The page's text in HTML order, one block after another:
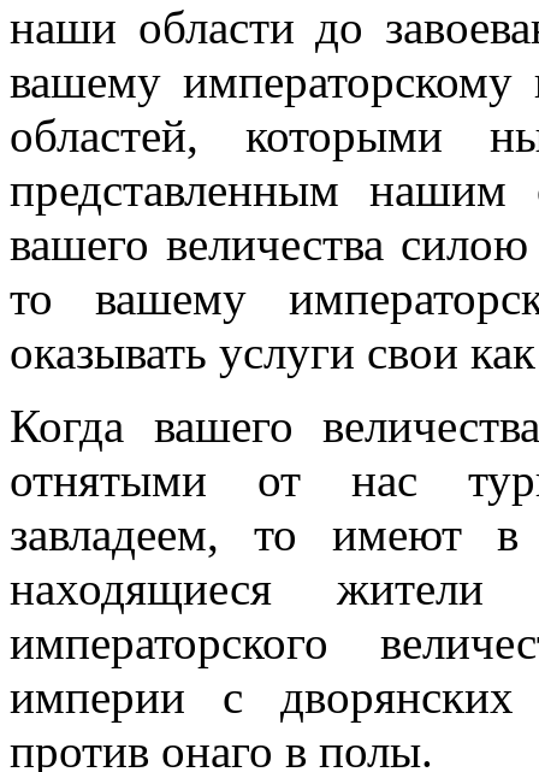
наши области до
вашему
областей, которыми
представленным
вашего величества
то вашему
оказывать услуги свои
Когда вашего
отнятыми от нас
завладеем, то имеют в
находящиеся
императорского
империи с дворянских
против онаго в полы.